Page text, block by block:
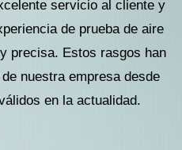
servicio al cliente y
de prueba de aire
precisa. Estos rasgos han
nuestra empresa desde
en la actualidad.